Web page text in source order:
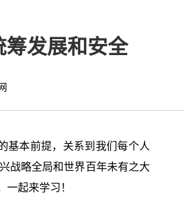
发展和安全
基本前提，关系到我们每个人
战略全局和世界百年未有之大
起来学习！